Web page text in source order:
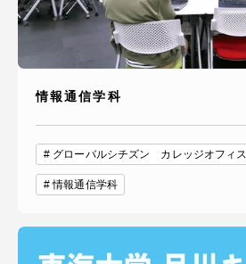
情報通信学科
グローバルシチズン カレッジオフィス
情報通信学科